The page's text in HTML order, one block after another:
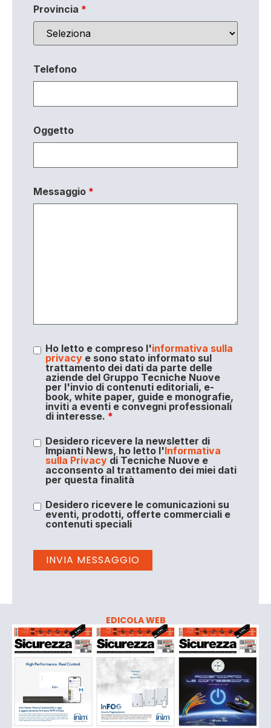
Provincia *
Telefono
Oggetto
Messaggio *
Ho letto e compreso l'informativa sulla
privacye sono stato informato sul
trattamento dei dati da parte delle
aziende del Gruppo Tecniche Nuove
per l'invio di contenuti editoriali, e-
book, white paper, guide e monografie,
inviti a eventi e convegni professionali
di interesse. *
Desidero ricevere la newsletter di
Impianti News, ho letto l'Informativa
sulla Privacydi Tecniche Nuove e
acconsento al trattamento dei miei dati
per questa finalità
Desidero ricevere le comunicazioni su
eventi, prodotti, offerte commerciali e
contenuti speciali
EDICOLA WEB